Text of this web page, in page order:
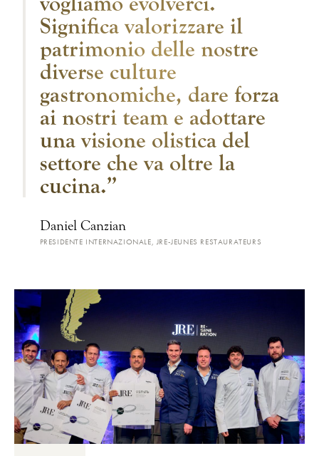
Significa valorizzare il
patrimonio delle nostre
diverse culture
gastronomiche, dare forza
ai nostri team e adottare
una visione olistica del
settore che va oltre la
cucina.”
Daniel Canzian
PRESIDENTE INTERNAZIONALE, JRE-JEUNES RESTAURATEURS